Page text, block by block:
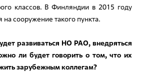
классов. В Финляндии в 2015 году
сооружение такого пункта.
развиваться НО РАО, внедряться
ли будет говорить о том, что их
зарубежным коллегам?